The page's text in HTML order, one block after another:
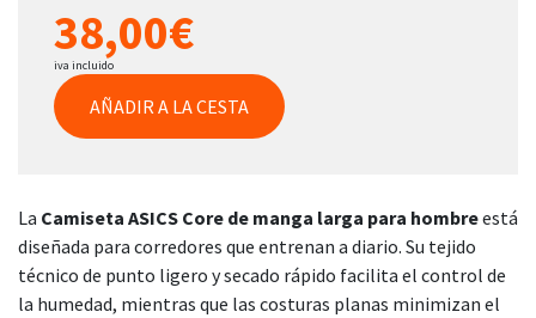
38,00€
iva incluido
AÑADIR A LA CESTA
La Camiseta ASICS Core de manga larga para hombreestá
diseñada para corredores que entrenan a diario. Su tejido
técnico de punto ligero y secado rápido facilita el control de
la humedad, mientras que las costuras planas minimizan el